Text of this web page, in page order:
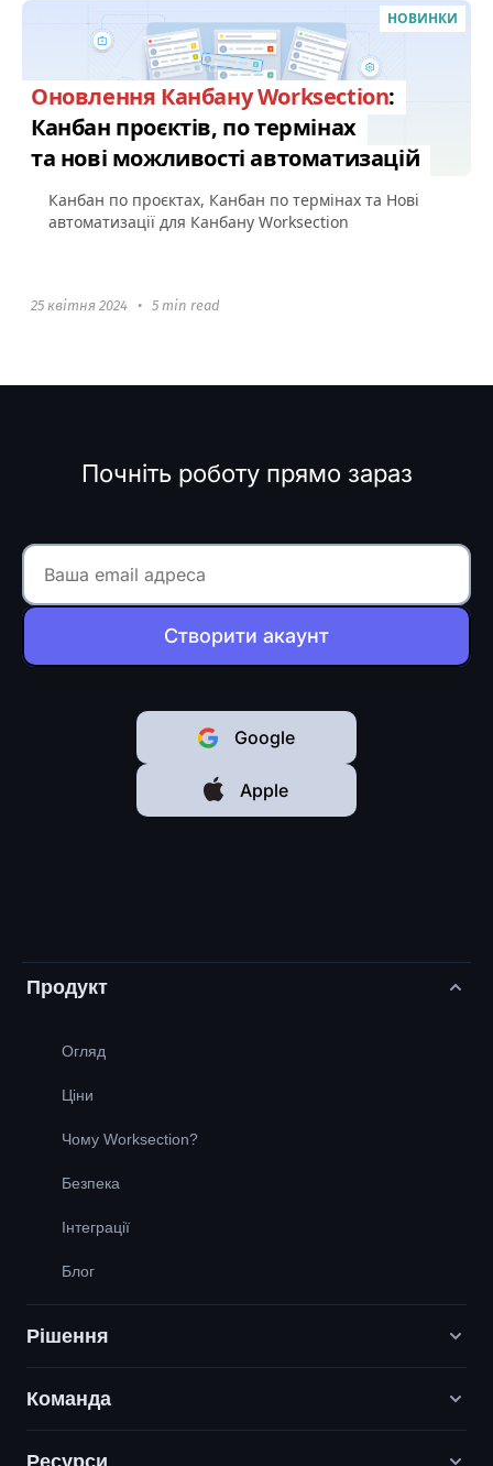
НОВИНКИ
Оновлення Канбану Worksection:
Канбан проєктів, по термінах
та нові можливості автоматизацій
Канбан по проєктах, Канбан по термінах та Нові
автоматизації для Канбану Worksection
25 квітня 2024 • 5 min read
Почніть роботу прямо зараз
Створити акаунт
Google
Apple
Продукт
Огляд
Ціни
Чому Worksection?
Безпека
Інтеграції
Блог
Рішення
Digital Маркетинг агенції
Команда
Ресурси